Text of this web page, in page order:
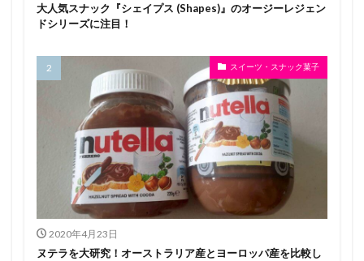
大人気スナック『シェイプス (Shapes)』のオージーレジェン
ドシリーズに注目！
スイーツ・スナック菓子
2020年4月23日
ヌテラを大研究！オーストラリア産とヨーロッパ産を比較し